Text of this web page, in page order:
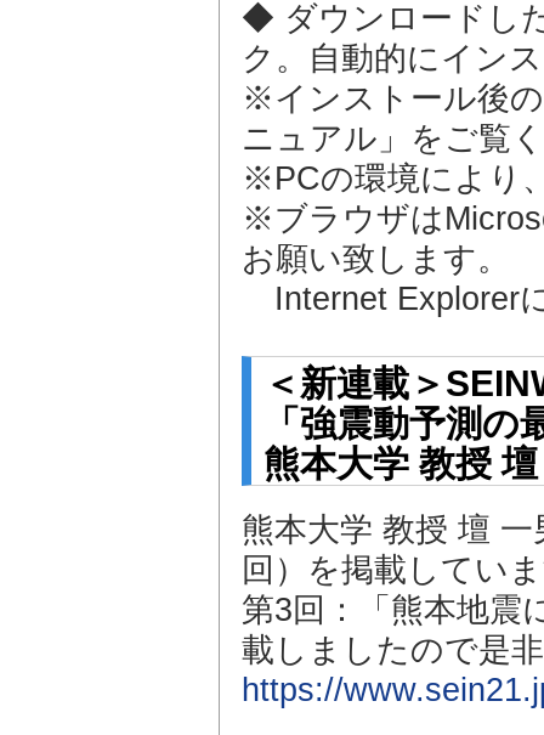
◆ ダウンロードし
ク。自動的にイン
※インストール後
ニュアル」をご覧
※PCの環境により
※ブラウザは
お願い致します。
Internet Explorer
＜新連載＞
「強震動予測の
熊本大学 教授
熊本大学 教授 壇
回）を掲載してい
第3回：「熊本地震
載しましたので是
https://